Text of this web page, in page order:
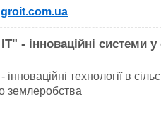
- інноваційні системи
- інноваційні технології в
землеробства